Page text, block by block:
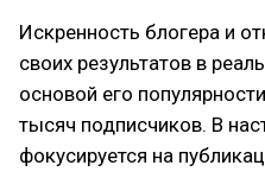
Искренность блогера и
своих результатов в
основой его
тысяч подписчиков. В
фокусируется на